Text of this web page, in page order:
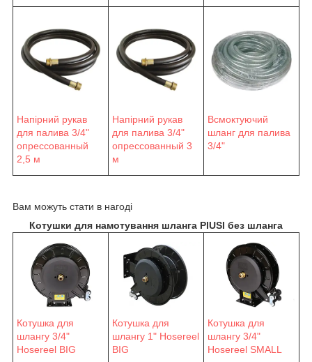
Напірний рукав
для палива 3/4"
опрессованный
2,5 м
Напірний рукав
для палива 3/4"
опрессованный 3
м
Всмоктуючий
шланг для палива
3/4"
Вам можуть стати в нагоді
Котушки для намотування шланга PIUSI без шланга
Котушка для
шлангу 3/4"
Hosereel BIG
Котушка для
шлангу 1" Hosereel
BIG
Котушка для
шлангу 3/4"
Hosereel SMALL